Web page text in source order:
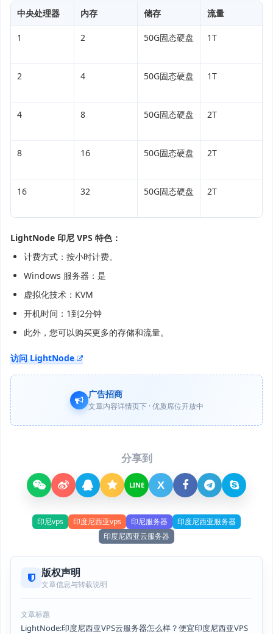
中央处理器 内存 储存 流量
1 2 50G固态硬盘 1T
2 4 50G固态硬盘 1T
4 8 50G固态硬盘 2T
8 16 50G固态硬盘 2T
16 32 50G固态硬盘 2T
LightNode 印尼 VPS 特色：
计费方式：按小时计费。
Windows 服务器：是
虚拟化技术：KVM
开机时间：1到2分钟
此外，您可以购买更多的存储和流量。
访问 LightNode
广告招商
文章内容详情页下 · 优质席位开放中
分享到
LINE X
印尼vps 印度尼西亚vps 印尼服务器
印度尼西亚服务器
印度尼西亚云服务器
版权声明
文章信息与转载说明
文章标题
LightNode:印度尼西亚VPS云服务器怎么样？便宜印度尼西亚VPS